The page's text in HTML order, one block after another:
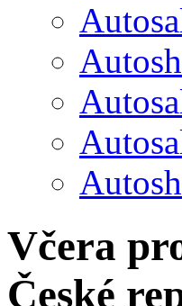
Včera
České